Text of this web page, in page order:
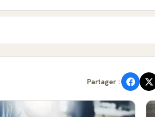
Partager :